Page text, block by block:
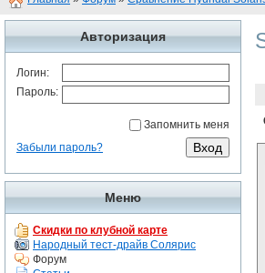
Авторизация
Логин:
Пароль:
Запомнить меня
Забыли пароль?
Меню
Скидки по клубной карте
Народный тест-драйв Солярис
Форум